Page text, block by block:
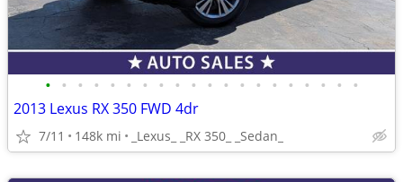
• • • • • • • • • • • • • • • • • • • •
2013 Lexus RX 350 FWD 4dr
7/11 148k mi _Lexus_ _RX 350_ _Sedan_